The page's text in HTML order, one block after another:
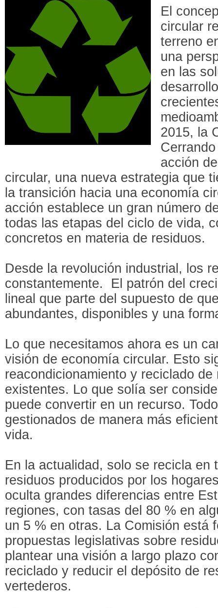
El
circular
terreno
una
en las
2015, la
acción
circular, una nueva estrategia que
la transición hacia una economía
acción establece un gran número
todas las etapas del ciclo de vida,
concretos en materia de residuos.
Desde la revolución industrial, los
constantemente. El patrón del
lineal que parte del supuesto de
abundantes, disponibles y una
Lo que necesitamos ahora es un
visión de economía circular. Esto
reacondicionamiento y reciclado
existentes. Lo que solía ser
puede convertir en un recurso.
gestionados de manera más
vida.
En la actualidad, solo se recicla en
residuos producidos por los
oculta grandes diferencias entre
regiones, con tasas del 80 % en
un 5 % en otras. La Comisión está
propuestas legislativas sobre
plantear una visión a largo plazo
reciclado y reducir el depósito de
vertederos.